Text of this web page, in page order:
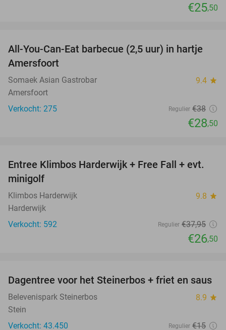
€25,50
25%
All-You-Can-Eat barbecue (2,5 uur) in hartje
Amersfoort
Somaek Asian Gastrobar 9.4 star
Amersfoort
Verkocht: 275
Regulier €38
€28,50
30%
Entree Klimbos Harderwijk + Free Fall + evt.
minigolf
Klimbos Harderwijk 9.8 star
Harderwijk
Verkocht: 592
Regulier €37,95
€26,50
37%
Dagentree voor het Steinerbos + friet en saus
Belevenispark Steinerbos 8.9 star
Stein
Verkocht: 43.450
Regulier €15